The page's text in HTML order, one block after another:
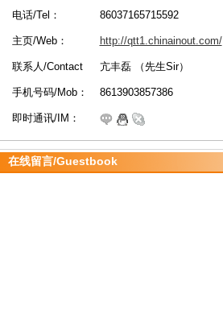
电话/Tel： 86037165715592
主页/Web： http://qtt1.chinainout.com/
联系人/Contact 亢丰磊 （先生Sir）
手机号码/Mob： 8613903857386
即时通讯/IM：
在线留言/Guestbook